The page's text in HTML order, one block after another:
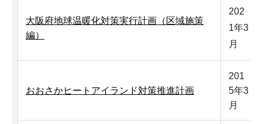
大阪府地球温暖化対策実行計画（区域施策
編）
202
1年3
月
おおさかヒートアイランド対策推進計画
201
5年3
月